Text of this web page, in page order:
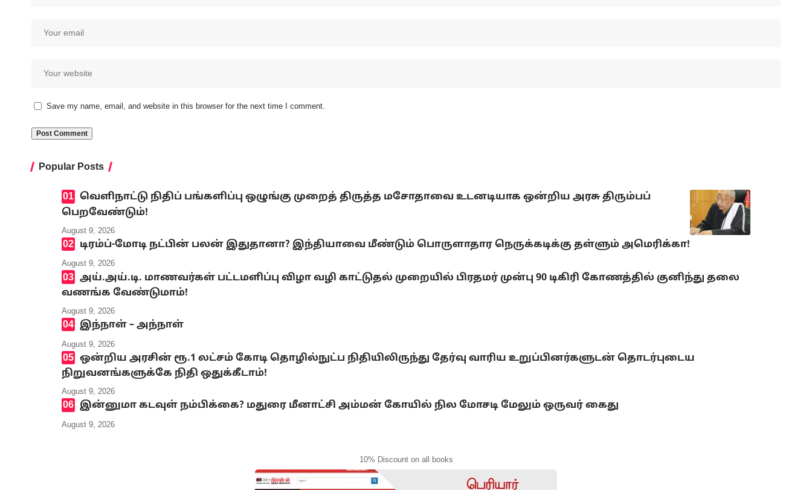
Save my name, email, and website in this browser for the next time I comment.
Popular Posts
வெளிநாட்டு நிதிப் பங்களிப்பு ஒழுங்கு முறைத் திருத்த மசோதாவை உடனடியாக ஒன்றிய அரசு திரும்பப்
பெறவேண்டும்!
August 9, 2026
டிரம்ப்-மோடி நட்பின் பலன் இதுதானா? இந்தியாவை மீண்டும் பொருளாதார நெருக்கடிக்கு தள்ளும் அமெரிக்கா!
August 9, 2026
அய்.அய்.டி. மாணவர்கள் பட்டமளிப்பு விழா வழி காட்டுதல் முறையில் பிரதமர் முன்பு 90 டிகிரி கோணத்தில் குனிந்து தலை
வணங்க வேண்டுமாம்!
August 9, 2026
இந்நாள் – அந்நாள்
August 9, 2026
ஒன்றிய அரசின் ரூ.1 லட்சம் கோடி தொழில்நுட்ப நிதியிலிருந்து தேர்வு வாரிய உறுப்பினர்களுடன் தொடர்புடைய
நிறுவனங்களுக்கே நிதி ஒதுக்கீடாம்!
August 9, 2026
இன்னுமா கடவுள் நம்பிக்கை? மதுரை மீனாட்சி அம்மன் கோயில் நில மோசடி மேலும் ஒருவர் கைது
August 9, 2026
10% Discount on all books